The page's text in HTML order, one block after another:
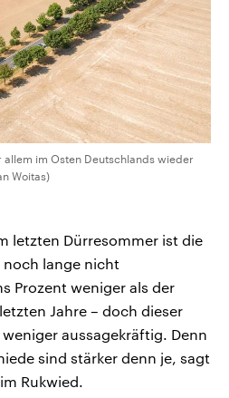
allem im Osten Deutschlands wieder
Woitas)
letzten Dürresommer ist die
noch lange nicht
Prozent weniger als der
Jahre – doch dieser
aussagekräftig. Denn
sind stärker denn je, sagt
Rukwied.